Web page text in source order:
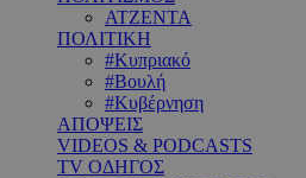
ΑΤΖΕΝΤΑ
ΠΟΛΙΤΙΚΗ
#Κυπριακό
#Βουλή
#Κυβέρνηση
ΑΠΟΨΕΙΣ
VIDEOS & PODCASTS
TV ΟΔΗΓΟΣ